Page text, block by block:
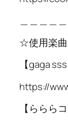
☆使用楽
【gaga sss
https://
【ららら